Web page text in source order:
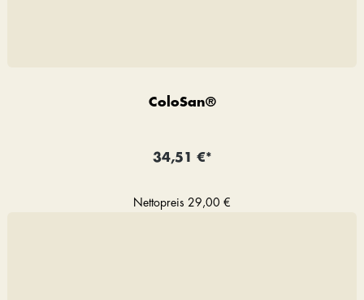
ColoSan®
34,51 €*
Nettopreis 29,00 €